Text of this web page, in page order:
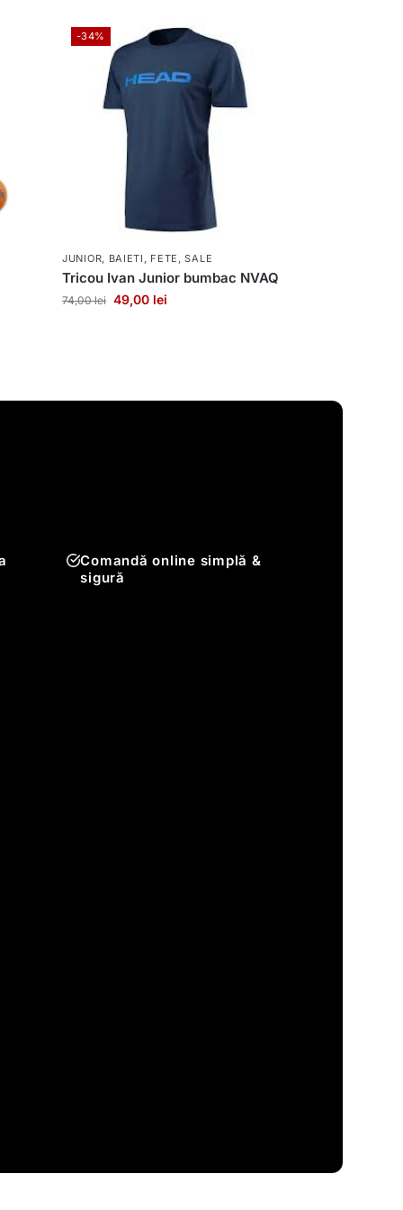
-34%
JUNIOR, BAIETI , FETE ,SALE
Tricou Ivan Junior bumbac NVAQ
74,00lei 49,00 lei
Comandă online simplă &
sigură